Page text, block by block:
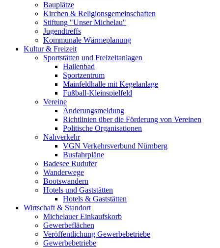
Bauplätze
Kirchen & Religionsgemeinschaften
Stiftung "Unser Michelau"
Jugendtreffs
Kommunale Wärmeplanung
Kultur & Freizeit
Sportstätten und Freizeitanlagen
Hallenbad
Sportzentrum
Mainfeldhalle mit Kegelanlage
Fußball-Kleinspielfeld
Vereine
Änderungsmeldung
Richtlinien über die Förderung von Vereinen
Politische Organisationen
Nahverkehr
VGN Verkehrsverbund Nürnberg
Busfahrpläne
Badesee Rudufer
Wanderwege
Bootswandern
Hotels und Gaststätten
Hotels & Gaststätten
Wirtschaft & Standort
Michelauer Einkaufskorb
Gewerbeflächen
Veröffentlichung Gewerbebetriebe
Gewerbebetriebe